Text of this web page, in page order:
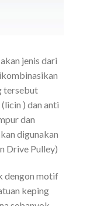
jenis dari
tersebut
) dan anti
dan
digunakan
Drive Pulley)
dengon motif
keping